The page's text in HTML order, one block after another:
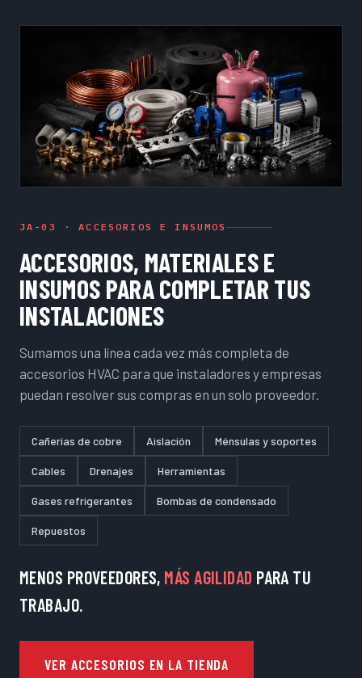
JA-03 · ACCESORIOS E INSUMOS
ACCESORIOS, MATERIALES E
INSUMOS PARA COMPLETAR TUS
INSTALACIONES
Sumamos una línea cada vez más completa de
accesorios HVAC para que instaladores y empresas
puedan resolver sus compras en un solo proveedor.
Cañerías de cobre Aislación Ménsulas y soportes
Cables Drenajes Herramientas
Gases refrigerantes Bombas de condensado
Repuestos
MENOS PROVEEDORES, MÁS AGILIDAD PARA TU
TRABAJO.
VER ACCESORIOS EN LA TIENDA